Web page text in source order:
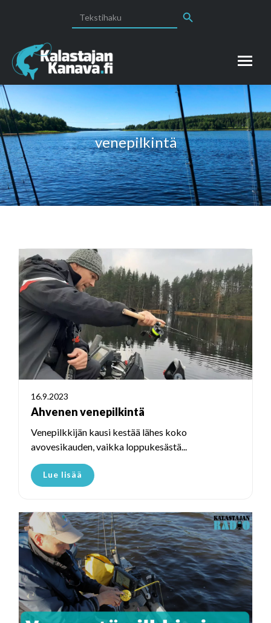
for:
venepilkintä
16.9.2023
Ahvenen venepilkintä
Venepilkkijän kausi kestää lähes koko
avovesikauden, vaikka loppukesästä...
Lue lisää